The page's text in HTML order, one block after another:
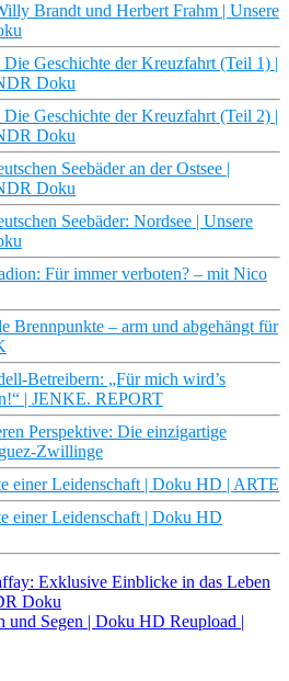
Brandt und Herbert Frahm | Unsere
Geschichte der Kreuzfahrt (Teil 1) |
Doku
Geschichte der Kreuzfahrt (Teil 2) |
Doku
Seebäder an der Ostsee |
Doku
Seebäder: Nordsee | Unsere
Für immer verboten? – mit Nico
Brennpunkte – arm und abgehängt für
Betreibern: „Für mich wird’s
| JENKE. REPORT
Perspektive: Die einzigartige
Zwillinge
einer Leidenschaft | Doku HD | ARTE
einer Leidenschaft | Doku HD
Exklusive Einblicke in das Leben
Doku
und Segen | Doku HD Reupload |